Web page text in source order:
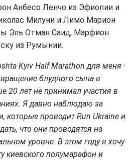
Анбесо Ленчо из Эфиопии и
Милуни и Лимо Марион
Эль Отман Саид, Марфион
из Румынии.
Kyiv Half Marathon для меня -
блудного сына в
20 лет не принимал участия в
Я давно наблюдаю за
которые проводит Run Ukraine и
что они проводятся на
уровне. В этом году я хочу
киевского полумарафон и